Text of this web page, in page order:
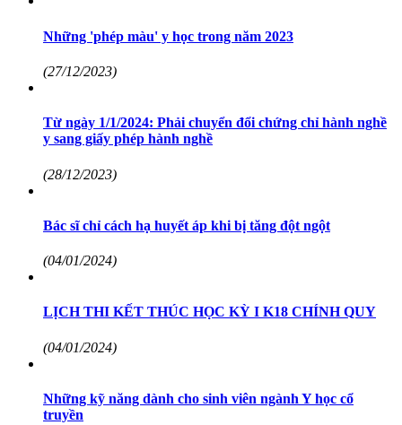
Những 'phép màu' y học trong năm 2023
(27/12/2023)
Từ ngày 1/1/2024: Phải chuyển đổi chứng chỉ hành nghề
y sang giấy phép hành nghề
(28/12/2023)
Bác sĩ chỉ cách hạ huyết áp khi bị tăng đột ngột
(04/01/2024)
LỊCH THI KẾT THÚC HỌC KỲ I K18 CHÍNH QUY
(04/01/2024)
Những kỹ năng dành cho sinh viên ngành Y học cổ
truyền